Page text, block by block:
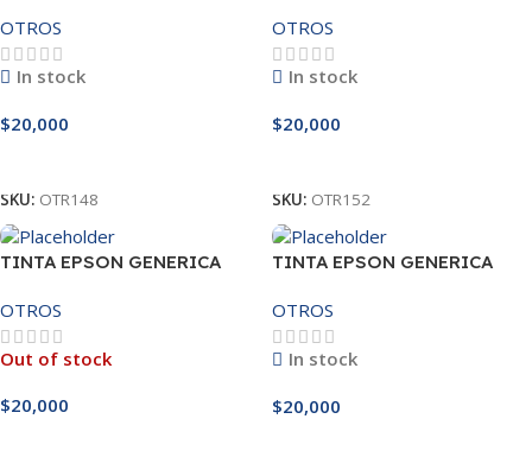
OTROS
In stock
$20,000
SKU: OTR148
OTROS
In stock
$20,000
SKU: OTR152
TINTA EPSON GENERICA
OTROS
Out of stock
$20,000
TINTA EPSON GENERICA
OTROS
In stock
$20,000